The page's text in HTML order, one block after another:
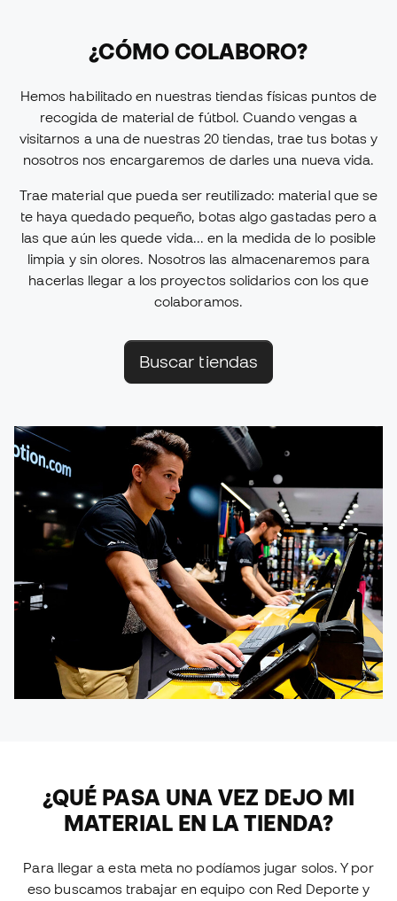
¿CÓMO COLABORO?
Hemos habilitado en nuestras tiendas físicas puntos de
recogida de material de fútbol. Cuando vengas a
visitarnos a una de nuestras 20 tiendas, trae tus botas y
nosotros nos encargaremos de darles una nueva vida.
Trae material que pueda ser reutilizado: material que se
te haya quedado pequeño, botas algo gastadas pero a
las que aún les quede vida... en la medida de lo posible
limpia y sin olores. Nosotros las almacenaremos para
hacerlas llegar a los proyectos solidarios con los que
colaboramos.
Buscar tiendas
¿QUÉ PASA UNA VEZ DEJO MI
MATERIAL EN LA TIENDA?
Para llegar a esta meta no podíamos jugar solos. Y por
eso buscamos trabajar en equipo con Red Deporte y